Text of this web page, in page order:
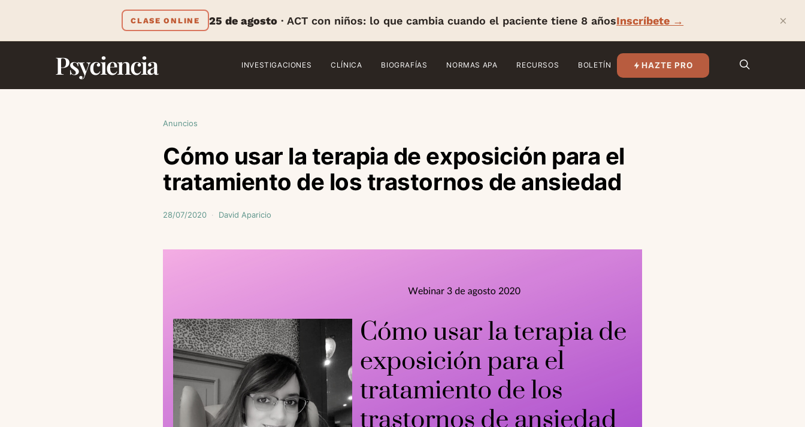
CLASE ONLINE 25 de agosto · ACT con niños: lo que cambia cuando el paciente tiene 8 añosInscríbete → ×
Psyciencia INVESTIGACIONES CLÍNICA BIOGRAFÍAS NORMAS APA RECURSOS BOLETÍN HAZTE PRO
Anuncios
Cómo usar la terapia de exposición para el
tratamiento de los trastornos de ansiedad
28/07/2020 David Aparicio